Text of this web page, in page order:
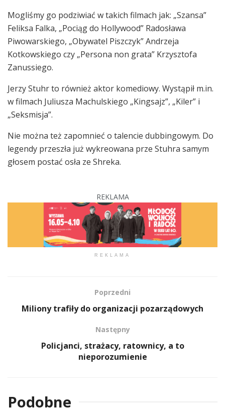
Mogliśmy go podziwiać w takich filmach jak: „Szansa”
Feliksa Falka, „Pociąg do Hollywood” Radosława
Piwowarskiego, „Obywatel Piszczyk” Andrzeja
Kotkowskiego czy „Persona non grata” Krzysztofa
Zanussiego.
Jerzy Stuhr to również aktor komediowy. Wystąpił m.in.
w filmach Juliusza Machulskiego „Kingsajz”, „Kiler” i
„Seksmisja”.
Nie można też zapomnieć o talencie dubbingowym. Do
legendy przeszła już wykreowana prze Stuhra samym
głosem postać osła ze Shreka.
REKLAMA
REKLAMA
Poprzedni
Miliony trafiły do organizacji pozarządowych
Następny
Policjanci, strażacy, ratownicy, a to
nieporozumienie
Podobne